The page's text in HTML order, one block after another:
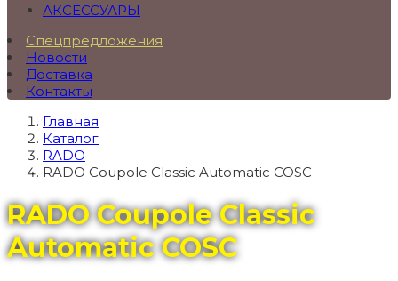
АКСЕССУАРЫ
Спецпредложения
Новости
Доставка
Контакты
Главная
Каталог
RADO
RADO Coupole Classic Automatic COSC
RADO Coupole Classic
Automatic COSC